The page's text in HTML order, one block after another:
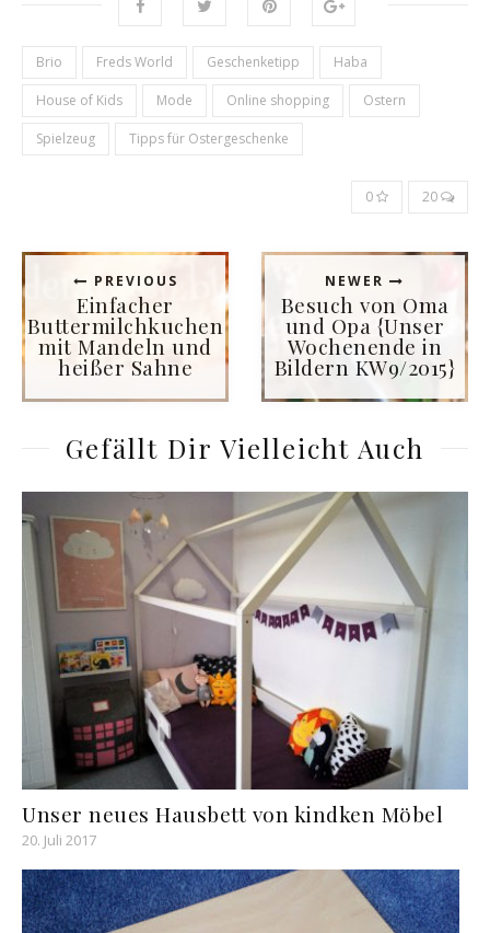
Brio Freds World Geschenketipp Haba
House of Kids Mode Online shopping Ostern
Spielzeug Tipps für Ostergeschenke
0 20
PREVIOUS
Einfacher
Buttermilchkuchen
mit Mandeln und
heißer Sahne
NEWER
Besuch von Oma
und Opa {Unser
Wochenende in
Bildern KW9/2015}
Gefällt Dir Vielleicht Auch
Unser neues Hausbett von kindken Möbel
20. Juli 2017